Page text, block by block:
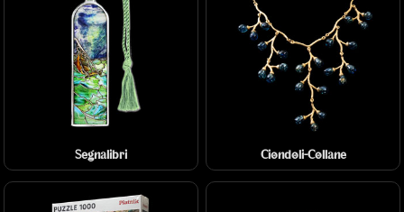
Segnalibri Ciondoli-Collane